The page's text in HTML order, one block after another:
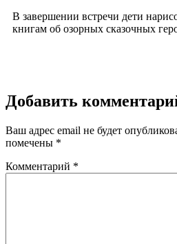
В завершении встречи дети
книгам об озорных сказочных
Добавить
Ваш адрес email не будет
помечены *
Комментарий *